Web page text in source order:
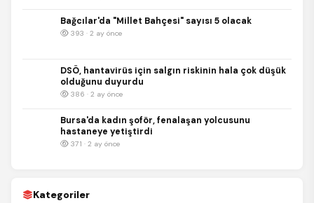
Bağcılar'da "Millet Bahçesi" sayısı 5 olacak
393 · 2 ay önce
DSÖ, hantavirüs için salgın riskinin hala çok düşük
olduğunu duyurdu
386 · 2 ay önce
Bursa'da kadın şoför, fenalaşan yolcusunu
hastaneye yetiştirdi
371 · 2 ay önce
Kategoriler